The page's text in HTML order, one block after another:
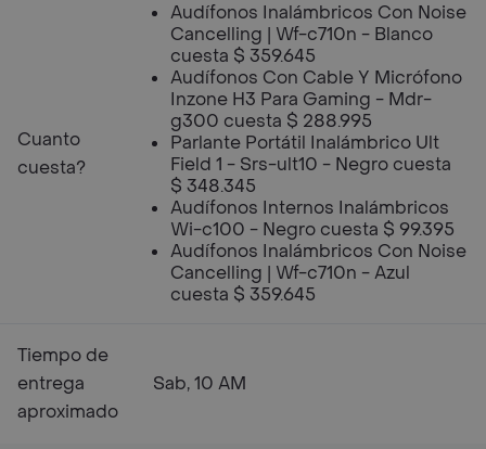
Cuanto
cuesta?
Audífonos Inalámbricos Con Noise
Cancelling | Wf-c710n - Blanco
cuesta $ 359.645
Audífonos Con Cable Y Micrófono
Inzone H3 Para Gaming - Mdr-
g300 cuesta $ 288.995
Parlante Portátil Inalámbrico Ult
Field 1 - Srs-ult10 - Negro cuesta
$ 348.345
Audífonos Internos Inalámbricos
Wi-c100 - Negro cuesta $ 99.395
Audífonos Inalámbricos Con Noise
Cancelling | Wf-c710n - Azul
cuesta $ 359.645
Tiempo de
entrega
aproximado
Sab, 10 AM